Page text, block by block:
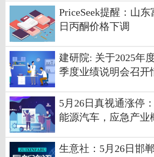
PriceSeek提醒：山
日丙酮价格下调
建研院: 关于2025年
季度业绩说明会召开
5月26日真视通涨停
能源汽车，应急产业
生意社：5月26日邯